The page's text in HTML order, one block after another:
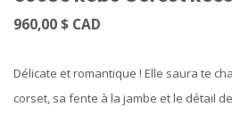
960,00 $ CAD
Délicate et romantique ! Elle saura te
corset, sa fente à la jambe et le détail